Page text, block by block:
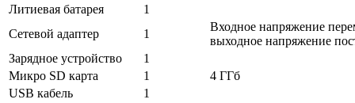
Литиевая батарея
1
Сетевой адаптер
1
Входное напряжение
выходное напряжение
Зарядное устройство
1
Микро SD карта
1
4 ГГб
USB кабель
1